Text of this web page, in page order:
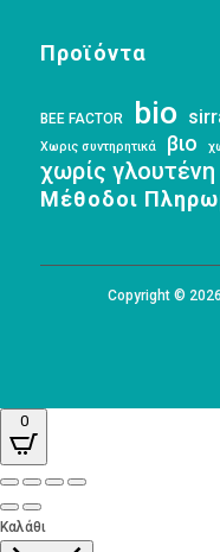
Προϊόντα
BEE FACTOR bio
Χωρις συντηρητικά βιο
χωρίς γλουτένη
Μέθοδοι
Copyright ©
0
Καλάθι